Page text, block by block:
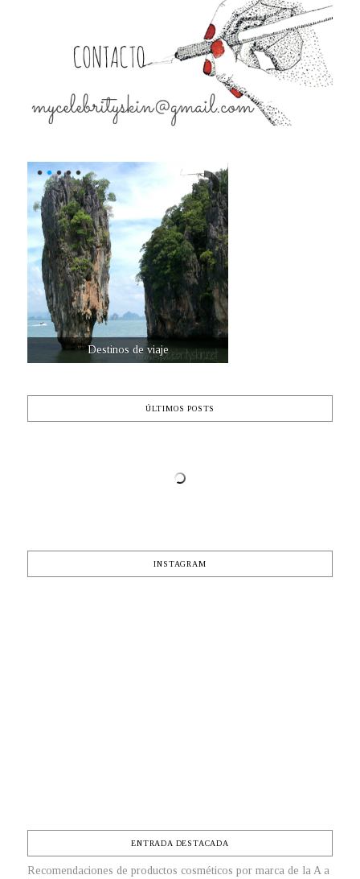
Destinos de viaje
ÚLTIMOS POSTS
INSTAGRAM
ENTRADA DESTACADA
Recomendaciones de productos cosméticos por marca de la A a